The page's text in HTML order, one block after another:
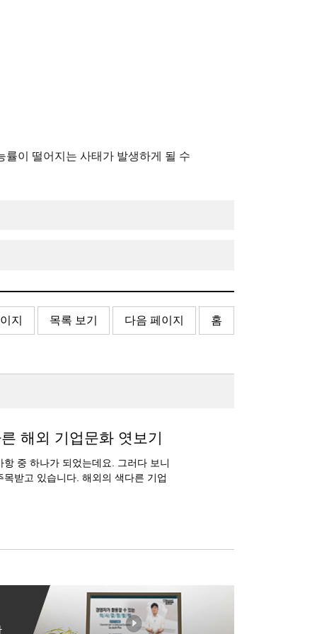
이 떨어지는 사태가 발생하게 될 수
지 목록 보기 다음 페이지 홈
해외 기업문화 엿보기
중 하나가 되었는데요. 그러다 보니
받고 있습니다. 해외의 색다른 기업